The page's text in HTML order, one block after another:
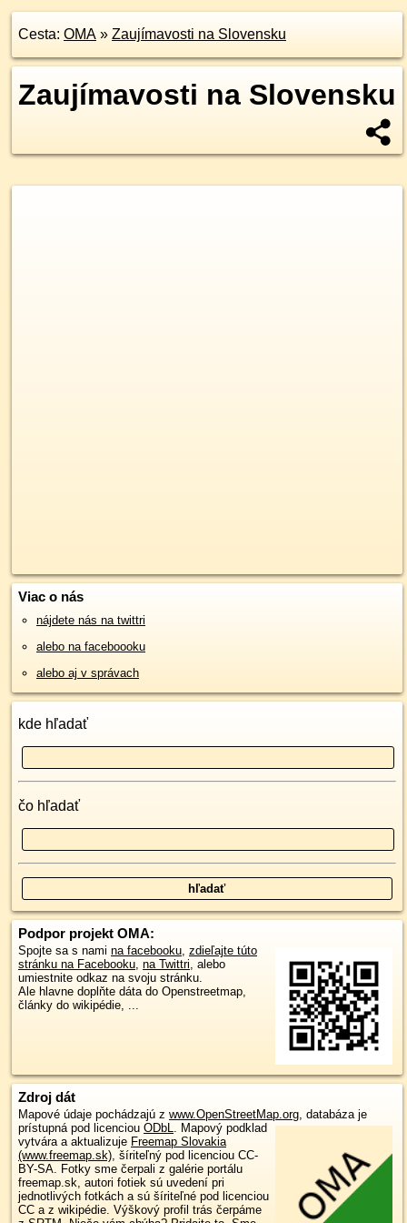
Cesta: OMA » Zaujímavosti na Slovensku
Zaujímavosti na Slovensku
Viac o nás
nájdete nás na twittri
alebo na faceboooku
alebo aj v správach
kde hľadať
čo hľadať
Podpor projekt OMA:
Spojte sa s nami na facebooku, zdieľajte túto
stránku na Facebooku, na Twittri, alebo
umiestnite odkaz na svoju stránku.
Ale hlavne doplňte dáta do Openstreetmap,
články do wikipédie, ...
Zdroj dát
Mapové údaje pochádzajú z www.OpenStreetMap.org, databáza je
prístupná pod licenciou ODbL. Mapový podklad
vytvára a aktualizuje Freemap Slovakia
(www.freemap.sk), šíriteľný pod licenciou CC-
BY-SA. Fotky sme čerpali z galérie portálu
freemap.sk, autori fotiek sú uvedení pri
jednotlivých fotkách a sú šíriteľné pod licenciou
CC a z wikipédie. Výškový profil trás čerpáme